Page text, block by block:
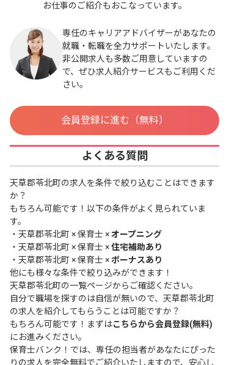
お仕事のご紹介もおこなっています。
専任のキャリアアドバイザーがあなたの
就職・転職を全力サポートいたします。
非公開求人も多数ご用意していますの
で、ぜひ求人紹介サービスもご利用くだ
さい。
会員登録に進む（無料）
よくある質問
天草郡苓北町の求人を条件で絞り込むことはできます
か？
もちろん可能です！以下の条件がよく見られていま
す。
・ 天草郡苓北町 × 保育士 ×オープニング
・ 天草郡苓北町 × 保育士 ×住宅補助あり
・ 天草郡苓北町 × 保育士 ×ボーナスあり
他にも様々な条件で絞り込みができます！
天草郡苓北町の一覧ページからご確認ください。
自分で職場を探すのは自信が無いので、天草郡苓北町
の求人を紹介してもらうことは可能ですか？
もちろん可能です！まずはこちらから会員登録(無料)
にお進みください。
保育士バンク！では、専任の担当者があなたにぴった
りの求人を完全無料でご紹介いたしますので、安心し